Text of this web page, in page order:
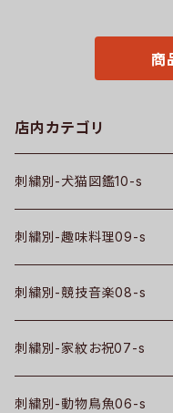
商
店内カテゴリ
刺繍別-犬猫図鑑10-s
刺繍別-趣味料理09-s
刺繍別-競技音楽08-s
刺繍別-家紋お祝07-s
刺繍別-動物鳥魚06-s